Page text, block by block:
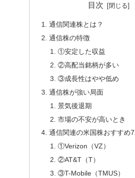
目次
通信関連株とは？
通信株の特徴
①安定した収益
②高配当銘柄が多い
③成長性はやや低め
通信株が強い局面
景気後退期
市場の不安が高いとき
通信関連の米国株おすすめ
①Verizon（VZ）
②AT&T（T）
③T-Mobile（TMUS）